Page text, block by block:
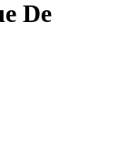
De